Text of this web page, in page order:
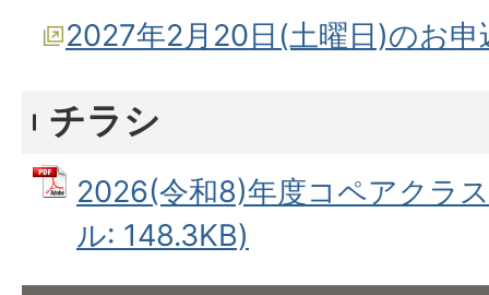
2027年2月20日(土曜日)のお申
チラシ
2026(令和8)年度コペアクラ
ル: 148.3KB)